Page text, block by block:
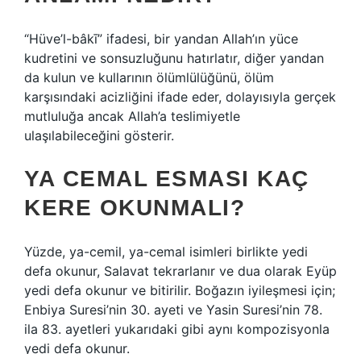
“Hüve’l-bâkī” ifadesi, bir yandan Allah’ın yüce
kudretini ve sonsuzluğunu hatırlatır, diğer yandan
da kulun ve kullarının ölümlülüğünü, ölüm
karşısındaki acizliğini ifade eder, dolayısıyla gerçek
mutluluğa ancak Allah’a teslimiyetle
ulaşılabileceğini gösterir.
YA CEMAL ESMASI KAÇ
KERE OKUNMALI?
Yüzde, ya-cemil, ya-cemal isimleri birlikte yedi
defa okunur, Salavat tekrarlanır ve dua olarak Eyüp
yedi defa okunur ve bitirilir. Boğazın iyileşmesi için;
Enbiya Suresi’nin 30. ayeti ve Yasin Suresi’nin 78.
ila 83. ayetleri yukarıdaki gibi aynı kompozisyonla
yedi defa okunur.